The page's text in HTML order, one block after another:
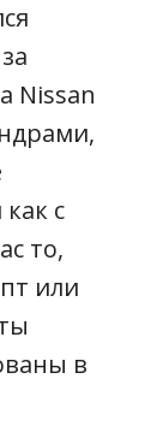
Nissan
с
то,
или
в